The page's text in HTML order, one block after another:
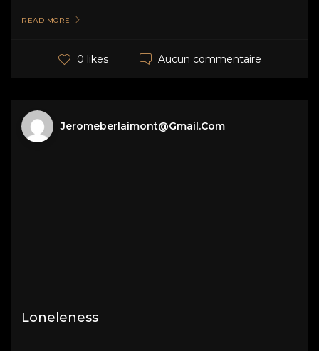
READ MORE
0 likes Aucun commentaire
Jeromeberlaimont@gmail.com
Loneleness
...